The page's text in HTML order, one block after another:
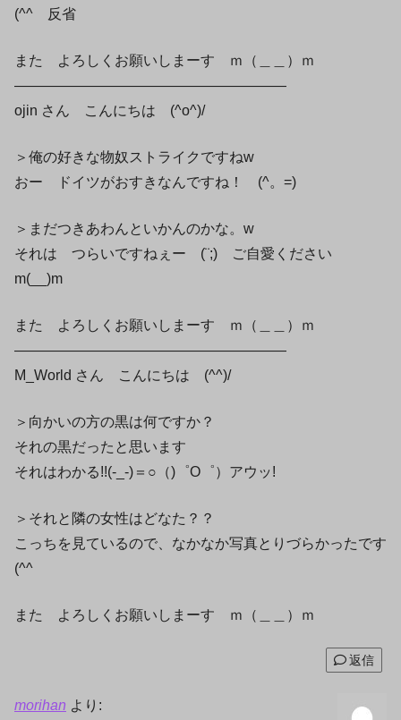
(^^ゞ反省
また よろしくお願いしまーす ｍ（＿＿）ｍ
———————————————————
ojin さん こんにちは (^o^)/
＞俺の好きな物奴ストライクですねw
おー ドイツがおすきなんですね！ (^。=)
＞まだつきあわんといかんのかな。w
それは つらいですねぇー (¨;) ご自愛ください
m(__)m
また よろしくお願いしまーす ｍ（＿＿）ｍ
———————————————————
M_World さん こんにちは (^^)/
＞向かいの方の黒は何ですか？
それの黒だったと思います
それはわかる!!(-_-)＝○（)゜O゜）アウッ!
＞それと隣の女性はどなた？？
こっちを見ているので、なかなか写真とりづらかったです
(^^ゞ
また よろしくお願いしまーす ｍ（＿＿）ｍ
返信
morihan より: